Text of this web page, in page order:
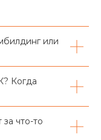
или
Когда
что-то